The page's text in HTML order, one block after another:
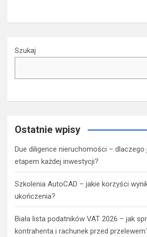
Szukaj
Ostatnie wpisy
Due diligence nieruchomości –
etapem każdej inwestycji?
Szkolenia AutoCAD – jakie korzyści
ukończenia?
Biała lista podatników VAT 2026 – jak
kontrahenta i rachunek przed